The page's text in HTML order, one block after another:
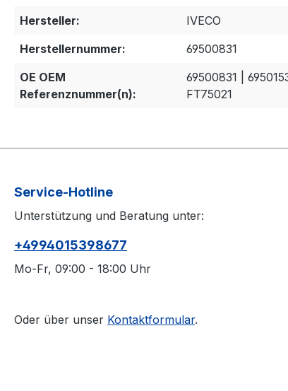
Hersteller:
IVECO
Herstellernummer:
69500831
OE OEM
Referenznummer(n):
69500831 |
FT75021
Service-Hotline
Unterstützung und Beratung unter:
+4994015398677
Mo-Fr, 09:00 - 18:00 Uhr
Oder über unser Kontaktformular.